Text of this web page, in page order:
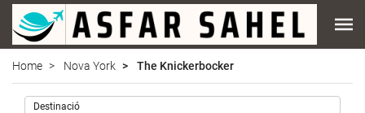
Home Nova York The Knickerbocker
Destinació